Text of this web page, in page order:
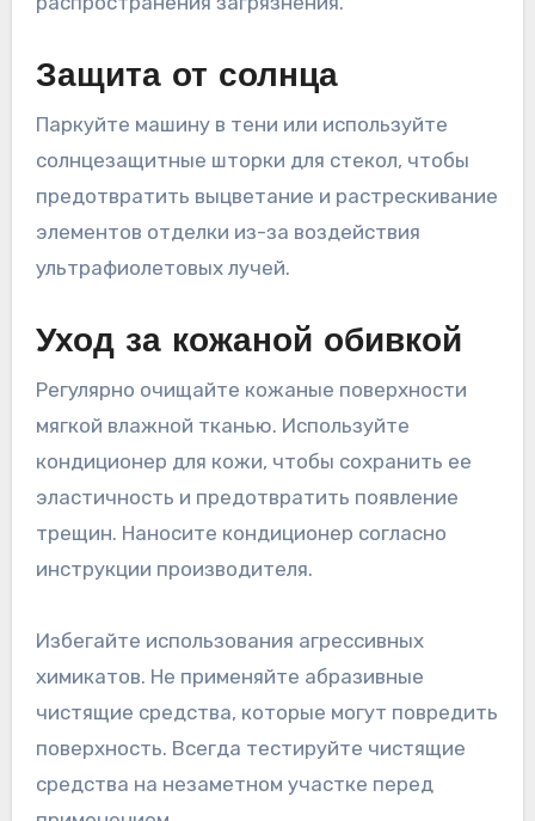
Защита от солнца
Паркуйте машину в тени или используйте
солнцезащитные шторки для стекол, чтобы
предотвратить выцветание и растрескивание
элементов отделки из-за воздействия
ультрафиолетовых лучей.
Уход за кожаной обивкой
Регулярно очищайте кожаные поверхности
мягкой влажной тканью. Используйте
кондиционер для кожи, чтобы сохранить ее
эластичность и предотвратить появление
трещин. Наносите кондиционер согласно
инструкции производителя.
Избегайте использования агрессивных
химикатов. Не применяйте абразивные
чистящие средства, которые могут повредить
поверхность. Всегда тестируйте чистящие
средства на незаметном участке перед